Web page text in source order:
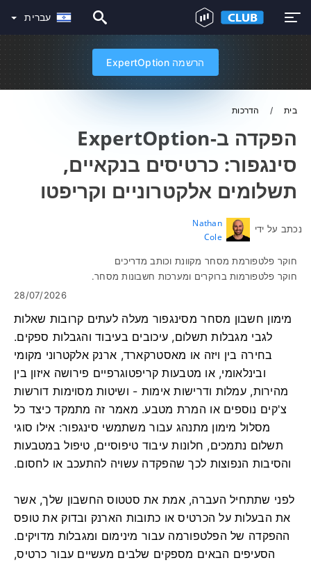
עברית
הרשמה ExpertOption
בית הדרכות
הפקדה ב-ExpertOption
סינגפור: כרטיסים בנקאיים,
תשלומים אלקטרוניים וקריפטו
נכתב על ידי
Nathan
Cole
חוקר פלטפורמת מסחר מקוונת וכותב מדריכים
חוקר פלטפורמות ברוקרים ומערכות חשבונות מסחר.
28/07/2026
מימון חשבון מסחר מסינגפור מעלה לעתים קרובות שאלות
לגבי מגבלות תשלום, עיכובים בעיבוד והגבלות ספקים.
בחירה בין ויזה או מאסטרקארד, ארנק אלקטרוני מקומי
ובינלאומי, או מטבעות קריפטוגרפיים פירושה איזון בין
מהירות, עמלות ודרישות אימות - ושיטות מסוימות דורשות
צ'קים נוספים או המרת מטבע. מאמר זה מתמקד כיצד כל
מסלול מימון מתנהג עבור משתמשי סינגפור: אילו סוגי
תשלום נתמכים, חלונות עיבוד טיפוסיים, טיפול במטבעות
והסיבות הנפוצות לכך שהפקדה עשויה להתעכב או לחסום.
לפני שתתחיל העברה, אמת את סטטוס החשבון שלך, אשר
את הבעלות על הכרטיס או כתובות הארנק ובדוק את טופס
ההפקדה של הפלטפורמה עבור מינימום ומגבלות מדויקים.
הסעיפים הבאים מספקים שלבים מעשיים עבור כרטיס,